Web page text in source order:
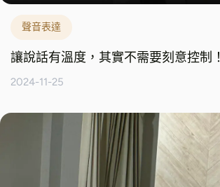
聲音表達
讓說話有溫度，其實不需要刻意控制！
2024-11-25